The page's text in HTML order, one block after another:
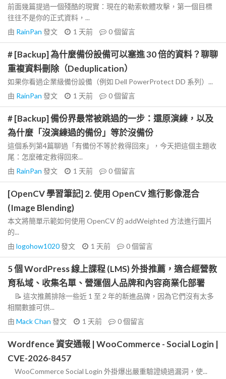
前面幾篇提過一個殘酷的現實：現在的勒索軟體攻擊，第一個目標
往往不是你的正式資料，...
由 RainPan 發文 1 天前 0個留言
# [Backup] 為什麼備份設備可以塞進 30 倍的資料？聊聊
重複資料刪除（Deduplication）
如果你看過企業級備份設備（例如 Dell PowerProtect DD 系列）...
由 RainPan 發文 1 天前 0個留言
# [Backup] 備份界最常被跳過的一步：還原演練，以及
為什麼「沒演練過的備份」等於沒備份
這個系列第4篇聊過「有備份不等於救得回來」，今天把這個主題收
尾：怎麼確定救得回來...
由 RainPan 發文 1 天前 0個留言
[OpenCV 學習筆記] 2. 使用 OpenCV 進行影像混合
(Image Blending)
本文將簡單示範如何使用 OpenCV 的 addWeighted 方法進行圖片
的...
由 logohow1020發文 1 天前 0個留言
5 個 WordPress 線上課程 (LMS) 外掛推薦，適合經營教
育私域、收集名單、營運個人品牌和內容商業化部署
📝 這次推薦排除一些近 1 至 2 年的新進品牌，因為它們沒有太多
相關數據可供...
由 Mack Chan 發文 1 天前 0個留言
Wordfence 資安通報 | WooCommerce - Social Login |
CVE-2026-8457
WooCommerce Social Login 外掛爆出嚴重驗證繞過漏洞，使...